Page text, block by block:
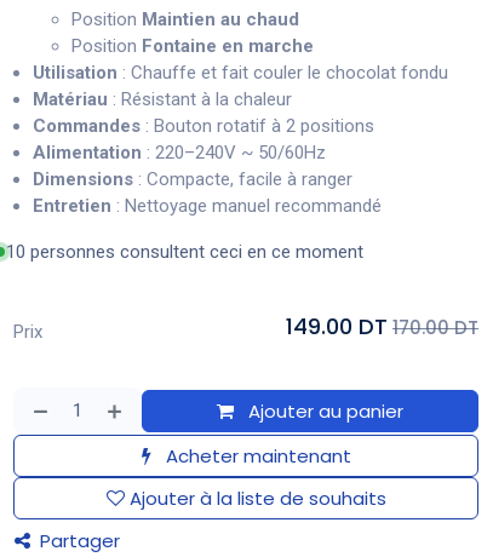
Position Maintien au chaud
Position Fontaine en marche
Utilisation : Chauffe et fait couler le chocolat fondu
Matériau : Résistant à la chaleur
Commandes : Bouton rotatif à 2 positions
Alimentation : 220–240V ~ 50/60Hz
Dimensions : Compacte, facile à ranger
Entretien : Nettoyage manuel recommandé
10 personnes consultent ceci en ce moment
Ajouter au panier
Acheter maintenant
Ajouter à la liste de souhaits
Partager
Prix 149.00 DT 170.00 DT